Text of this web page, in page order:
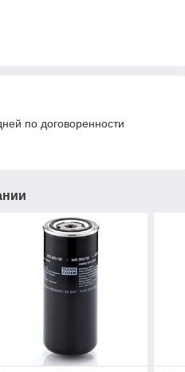
по договоренности